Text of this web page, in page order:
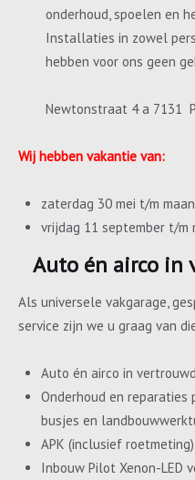
onderhoud, spoelen en
Installaties in zowel
hebben voor ons geen
Newtonstraat 4 a 7131
Wij hebben vakantie van:
zaterdag 30 mei t/m
vrijdag 11 september t/m
Auto én airco in
Als universele vakgarage,
service zijn we u graag van
Auto én airco in
Onderhoud en reparaties
busjes en
APK (inclusief roetmeting).
Inbouw Pilot Xenon-LED